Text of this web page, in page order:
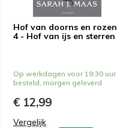
Hof van doorns en rozen
4 - Hof van ijs en sterren
Op werkdagen voor 19:30 uur
besteld, morgen geleverd
€ 12,99
Vergelijk